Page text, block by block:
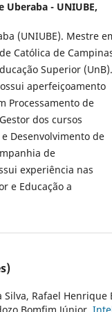
Uberaba - UNIUBE,
(UNIUBE). Mestre
Católica de
Superior (UnB).
aperfeiçoamento
Processamento de
dos cursos
Desenvolvimento de
de
experiência nas
e Educação a
Rafael